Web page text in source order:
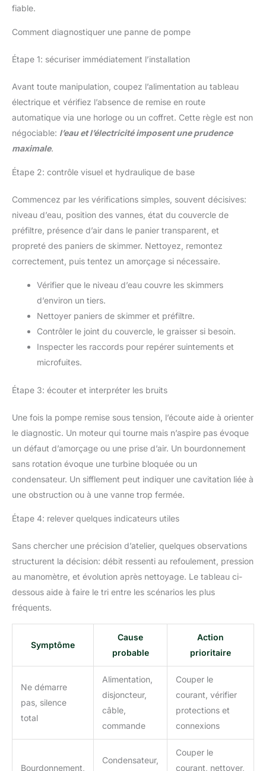
fiable.
Comment diagnostiquer une panne de pompe
Étape 1: sécuriser immédiatement l’installation
Avant toute manipulation, coupez l’alimentation au tableau
électrique et vérifiez l’absence de remise en route
automatique via une horloge ou un coffret. Cette règle est non
négociable: l’eau et l’électricité imposent une prudence
maximale.
Étape 2: contrôle visuel et hydraulique de base
Commencez par les vérifications simples, souvent décisives:
niveau d’eau, position des vannes, état du couvercle de
préfiltre, présence d’air dans le panier transparent, et
propreté des paniers de skimmer. Nettoyez, remontez
correctement, puis tentez un amorçage si nécessaire.
Vérifier que le niveau d’eau couvre les skimmers
d’environ un tiers.
Nettoyer paniers de skimmer et préfiltre.
Contrôler le joint du couvercle, le graisser si besoin.
Inspecter les raccords pour repérer suintements et
microfuites.
Étape 3: écouter et interpréter les bruits
Une fois la pompe remise sous tension, l’écoute aide à orienter
le diagnostic. Un moteur qui tourne mais n’aspire pas évoque
un défaut d’amorçage ou une prise d’air. Un bourdonnement
sans rotation évoque une turbine bloquée ou un
condensateur. Un sifflement peut indiquer une cavitation liée à
une obstruction ou à une vanne trop fermée.
Étape 4: relever quelques indicateurs utiles
Sans chercher une précision d’atelier, quelques observations
structurent la décision: débit ressenti au refoulement, pression
au manomètre, et évolution après nettoyage. Le tableau ci-
dessous aide à faire le tri entre les scénarios les plus
fréquents.
Symptôme
Cause
probable
Action
prioritaire
Ne démarre
pas, silence
total
Alimentation,
disjoncteur,
câble,
commande
Couper le
courant, vérifier
protections et
connexions
Bourdonnement,
Condensateur,
Couper le
courant, nettoyer,